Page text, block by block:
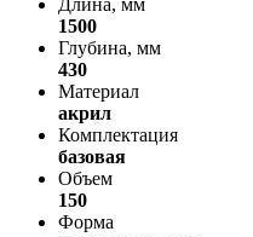
Длина, мм
1500
Глубина, мм
430
Материал
акрил
Комплектация
базовая
Объем
150
Форма